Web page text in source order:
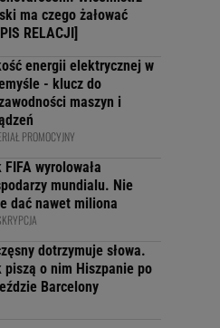
ma czego żałować
RELACJI]
energii elektrycznej w
- klucz do
maszyn i
PROMOCYJNY
FIFA wyrolowała
mundialu. Nie
dać nawet miliona
dotrzymuje słowa.
piszą o nim Hiszpanie po
Barcelony